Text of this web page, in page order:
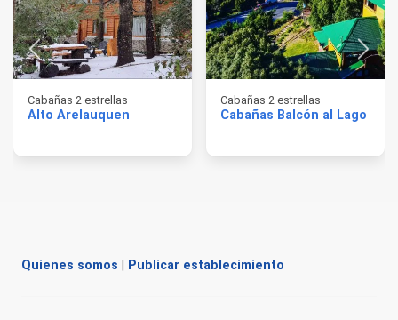
Cabañas 2 estrellas
Alto Arelauquen
Cabañas 2 estrellas
Cabañas Balcón al Lago
Quienes somos Publicar establecimiento